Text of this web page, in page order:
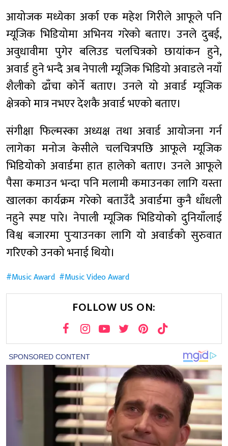
आयोजक मध्येका अर्का एक महेश गिरीले आफूले पनि
म्यूजिक भिडियोमा अभिनय गरेको बताए। उनले दुबई,
अवुधावीमा पुगेर बलिउड चलचित्रको छायांकन हुने,
अवार्ड हुने भन्दै अब नेपाली म्यूजिक भिडियो अवाडले नयाँ
शैलीको ढाँचा कोर्ने बताए। उनले यो अवार्ड म्यूजिक
क्षेत्रको मात्र नभएर देशकै अवार्ड भएको बताए।
संगीक्षा फिल्मस्का अध्यक्ष तथा अवार्ड आयोजना गर्न
लागेका मनोज केसीले चलचित्रपछि आफूले म्यूजिक
भिडियोको अवार्डमा हात हालेको बताए। उनले आफूले
पैसा कमाउन भन्दा पनि मलामी कमाउनका लागि यस्ता
खालका कार्यक्रम गरेको बताउँदै अवार्डमा कुनै धाँधली
नहुने स्पष्ट पारे। नेपाली म्यूजिक भिडियोको दुनियाँलाई
विश्व बजारमा पुर्‍याउनका लागि यो अवार्डको सुरुवात
गरिएको उनको भनाई थियो।
Music Award Music Video Award
FOLLOW US ON: